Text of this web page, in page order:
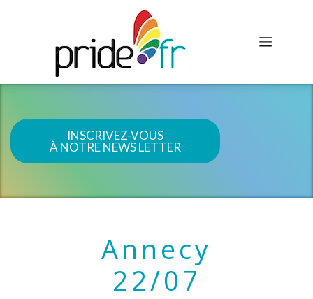
INSCRIVEZ-VOUS
À NOTRE NEWS LETTER
Annecy
22/07